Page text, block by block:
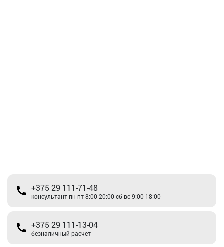
+375 29 111-71-48
консультант пн-пт 8:00-20:00 сб-вс 9:00-18:00
+375 29 111-13-04
безналичный расчет